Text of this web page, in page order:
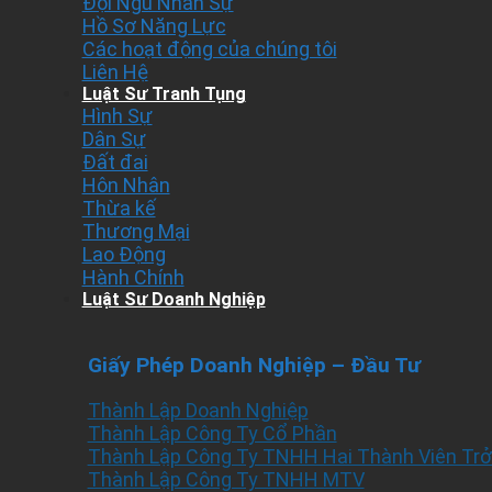
Hồ Sơ Năng Lực
Các hoạt động của chúng tôi
Liên Hệ
Luật Sư Tranh Tụng
Hình Sự
Dân Sự
Đất đai
Hôn Nhân
Thừa kế
Thương Mại
Lao Động
Hành Chính
Luật Sư Doanh Nghiệp
Giấy Phép Doanh Nghiệp – Đầu Tư
Thành Lập Doanh Nghiệp
Thành Lập Công Ty Cổ Phần
Thành Lập Công Ty TNHH Hai Thành Viên
Thành Lập Công Ty TNHH MTV